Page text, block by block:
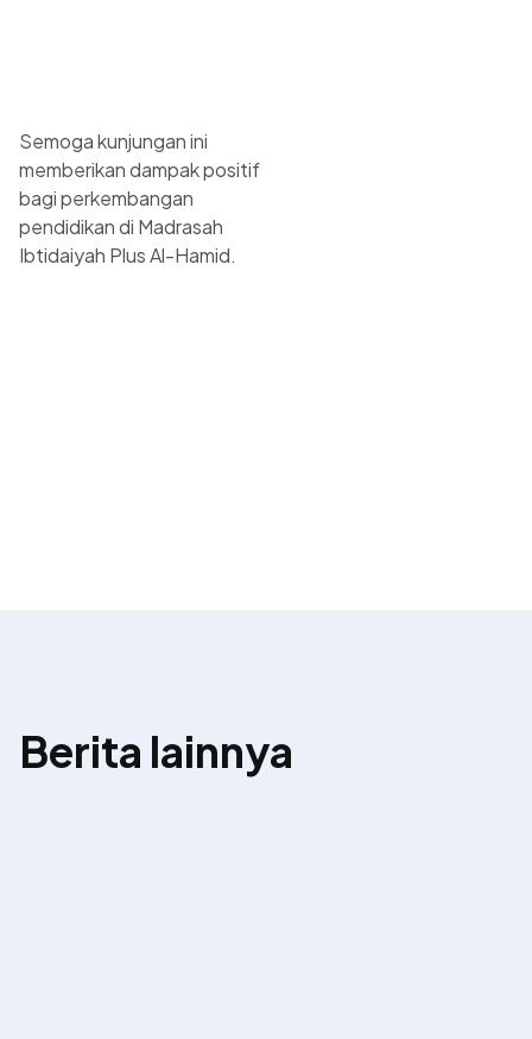
Semoga kunjungan ini
memberikan dampak positif
bagi perkembangan
pendidikan di Madrasah
Ibtidaiyah Plus Al-Hamid.
Berita lainnya